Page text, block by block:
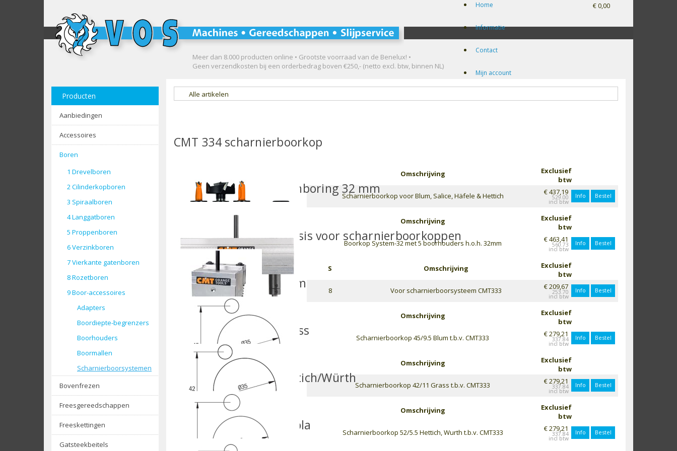
Meer dan 8.000 producten online • Grootste voorraad van de Benelux! •
Geen verzendkosten bij een orderbedrag boven €250,- (netto excl. btw, binnen NL)
€ 0,00
Home
Informatie
Contact
Mijn account
Producten
Aanbiedingen
Accessoires
Boren
1 Drevelboren
2 Cilinderkopboren
3 Spiraalboren
4 Langgatboren
5 Proppenboren
6 Verzinkboren
7 Vierkante gatenboren
8 Rozetboren
9 Boor-accessoires
Adapters
Boordiepte-begrenzers
Boorhouders
Boormallen
Scharnierboorsystemen
Bovenfrezen
Freesgereedschappen
Freeskettingen
Gatsteekbeitels
Alle artikelen
CMT 334 scharnierboorkop
Omschrijving
Exclusief
btw
Scharnierboorkop voor Blum, Salice, Häfele & Hettich
€ 437,19
529.00 Info Bestel
CMT boorkop voor rijenboring 32 mm
Omschrijving
Exclusief
btw
Boorkop System-32 met 5 boorhouders h.o.h. 32mm
€ 463,41
560.73 Info Bestel
CMT 333 modulaire basis voor scharnierboorkoppen
S Omschrijving
Exclusief
btw
8
Voor scharnierboorsysteem CMT333 € 209,67
253.70 Info Bestel
CMT boorkop voor Blum
Omschrijving
Exclusief
btw
Scharnierboorkop 45/9.5 Blum t.b.v. CMT333
€ 279,21
337.84 Info Bestel
CMT boorkop voor Grass
Omschrijving
Exclusief
btw
Scharnierboorkop 42/11 Grass t.b.v. CMT333
€ 279,21
337.84 Info Bestel
CMT boorkop voor Hettich/Würth
Omschrijving
Exclusief
btw
Scharnierboorkop 52/5.5 Hettich, Wurth t.b.v. CMT333
€ 279,21
337.84 Info Bestel
CMT boorkop voor Mepla